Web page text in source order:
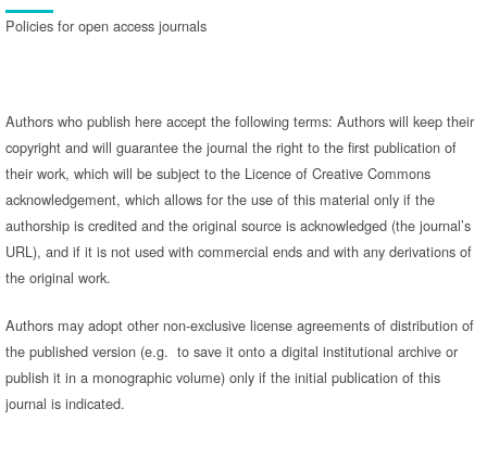
Policies for open access journals
Authors who publish here accept the following terms: Authors will keep their
copyright and will guarantee the journal the right to the first publication of
their work, which will be subject to the Licence of Creative Commons
acknowledgement, which allows for the use of this material only if the
authorship is credited and the original source is acknowledged (the journal’s
URL), and if it is not used with commercial ends and with any derivations of
the original work.
Authors may adopt other non-exclusive license agreements of distribution of
the published version (e.g. to save it onto a digital institutional archive or
publish it in a monographic volume) only if the initial publication of this
journal is indicated.